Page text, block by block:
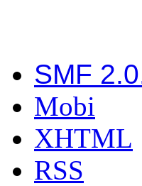
SMF
Mobi
XHTML
RSS